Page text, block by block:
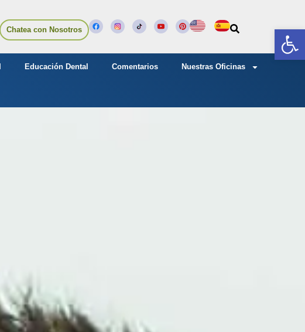
Abrir
Chatea con Nosotros
Educación Dental Comentarios Nuestras Oficinas